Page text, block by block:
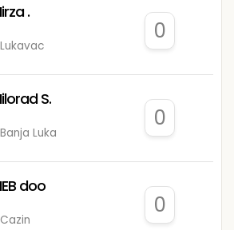
.
Lukavac
0
S.
Banja Luka
0
doo
Cazin
0